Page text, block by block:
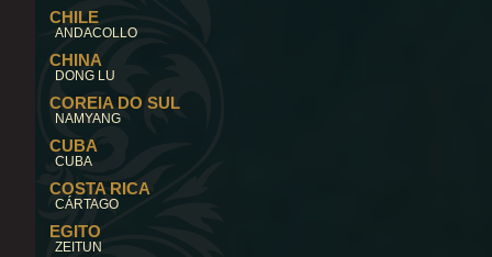
CHILE
ANDACOLLO
CHINA
DONG LU
COREIA DO SUL
NAMYANG
CUBA
CUBA
COSTA RICA
CÁRTAGO
EGITO
ZEITUN